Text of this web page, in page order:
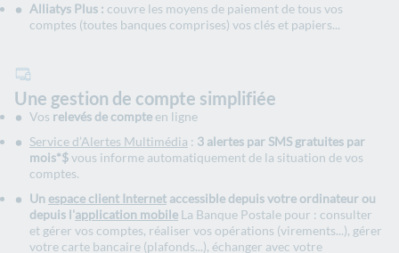
Alliatys Plus : couvre les moyens de paiement de tous vos
comptes (toutes banques comprises) vos clés et papiers...
Une gestion de compte simplifiée
Vos relevés de compte en ligne
Service d’Alertes Multimédia : 3 alertes par SMS gratuites par
mois*$vous informe automatiquement de la situation de vos
comptes.
Un espace client Internet accessible depuis votre ordinateur ou
depuis l'application mobile La Banque Postale pour : consulter
et gérer vos comptes, réaliser vos opérations (virements...), gérer
votre carte bancaire (plafonds...), échanger avec votre